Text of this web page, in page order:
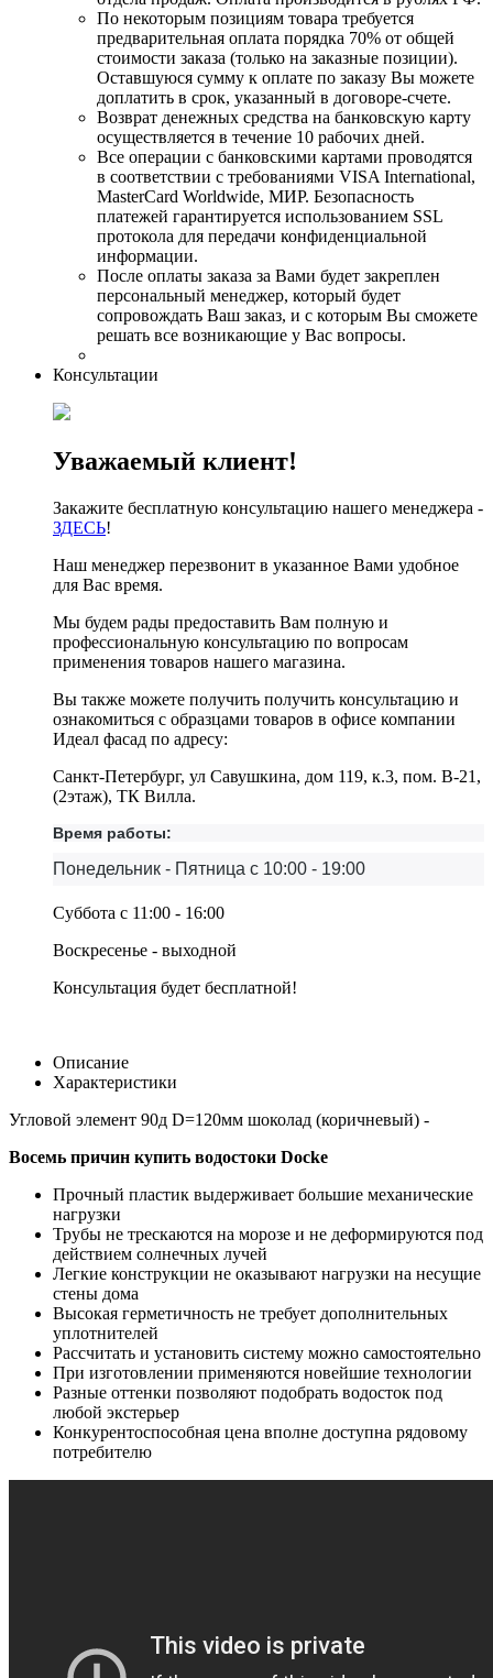
По некоторым позициям товара требуется
предварительная оплата порядка 70% от общей
стоимости заказа (только на заказные позиции).
Оставшуюся сумму к оплате по заказу Вы можете
доплатить в срок, указанный в договоре-счете.
Возврат денежных средства на банковскую карту
осуществляется в течение 10 рабочих дней.
Все операции с банковскими картами проводятся
в соответствии с требованиями VISA International,
MasterCard Worldwide, МИР. Безопасность
платежей гарантируется использованием SSL
протокола для передачи конфиденциальной
информации.
После оплаты заказа за Вами будет закреплен
персональный менеджер, который будет
сопровождать Ваш заказ, и с которым Вы сможете
решать все возникающие у Вас вопросы.
Консультации
Уважаемый клиент!
Закажите бесплатную консультацию нашего менеджера -
ЗДЕСЬ!
Наш менеджер перезвонит в указанное Вами удобное
для Вас время.
Мы будем рады предоставить Вам полную и
профессиональную консультацию по вопросам
применения товаров нашего магазина.
Вы также можете получить получить консультацию и
ознакомиться с образцами товаров в офисе компании
Идеал фасад по адресу:
Санкт-Петербург, ул Савушкина, дом 119, к.3, пом. В-21,
(2этаж), ТК Вилла.
Время работы:
Понедельник - Пятница с 10:00 - 19:00
Суббота с 11:00 - 16:00
Воскресенье - выходной
Консультация будет бесплатной!
Описание
Характеристики
Угловой элемент 90д D=120мм шоколад (коричневый) -
Восемь причин купить водостоки Docke
Прочный пластик выдерживает большие механические
нагрузки
Трубы не трескаются на морозе и не деформируются под
действием солнечных лучей
Легкие конструкции не оказывают нагрузки на несущие
стены дома
Высокая герметичность не требует дополнительных
уплотнителей
Рассчитать и установить систему можно самостоятельно
При изготовлении применяются новейшие технологии
Разные оттенки позволяют подобрать водосток под
любой экстерьер
Конкурентоспособная цена вполне доступна рядовому
потребителю